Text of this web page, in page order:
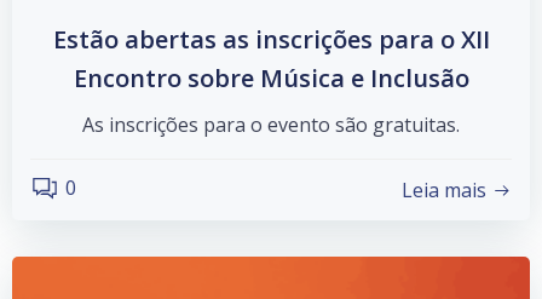
Estão abertas as inscrições para o XII
Encontro sobre Música e Inclusão
As inscrições para o evento são gratuitas.
0 Leia mais